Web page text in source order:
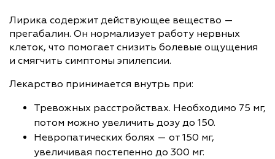
Лирика содержит действующее вещество —
прегабалин. Он нормализует работу нервных
клеток, что помогает снизить болевые ощущения
и смягчить симптомы эпилепсии.
Лекарство принимается внутрь при:
Тревожных расстройствах. Необходимо 75 мг,
потом можно увеличить дозу до 150.
Невропатических болях — от 150 мг,
увеличивая постепенно до 300 мг.